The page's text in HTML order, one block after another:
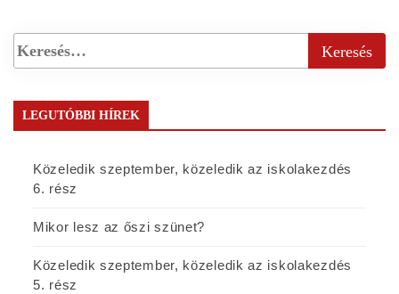
LEGUTÓBBI HÍREK
Közeledik szeptember, közeledik az iskolakezdés
6. rész
Mikor lesz az őszi szünet?
Közeledik szeptember, közeledik az iskolakezdés
5. rész